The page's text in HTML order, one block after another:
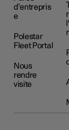
d’entrepris
e
Polestar
Fleet Portal
Nous
rendre
visite
r